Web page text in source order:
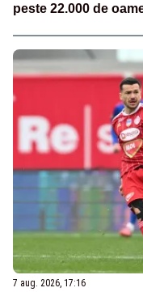
peste 22.000 de
7 aug. 2026, 17:16